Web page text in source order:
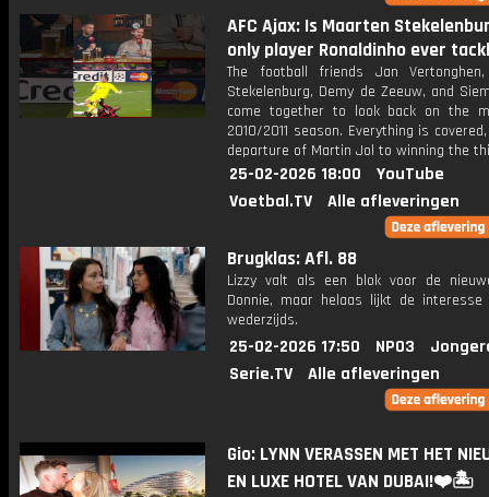
AFC Ajax: Is Maarten
only player Ronaldinho ever
The football friends Jan
Stekelenburg, Demy de Zeeuw, and
come together to look back on the
2010/2011 season. Everything is
departure of Martin Jol to winning the
25-02-2026 18:00
YouTube
Voetbal.TV
Alle afleveringen
Brugklas: Afl. 88
Lizzy valt als een blok voor de
Donnie, maar helaas lijkt de
wederzijds.
25-02-2026 17:50 NPO3
Serie.TV
Alle afleveringen
Gio: LYNN VERASSEN MET HET
EN LUXE HOTEL VAN DUBAI!❤️🏝️